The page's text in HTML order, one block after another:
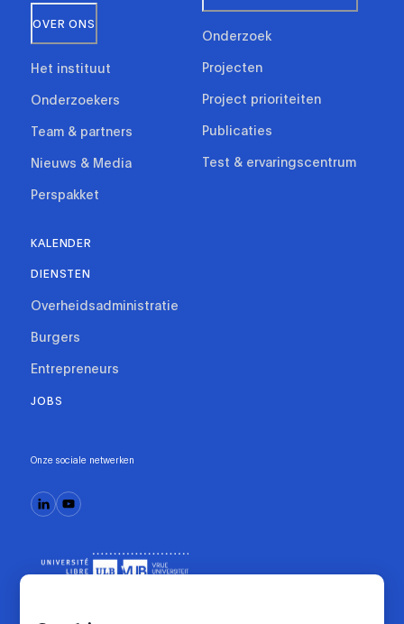
OVER ONS
Het instituut
Onderzoekers
Team & partners
Nieuws & Media
Perspakket
Onderzoek
Projecten
Project prioriteiten
Publicaties
Test & ervaringscentrum
KALENDER
DIENSTEN
Overheidsadministratie
Burgers
Entrepreneurs
JOBS
Onze sociale netwerken